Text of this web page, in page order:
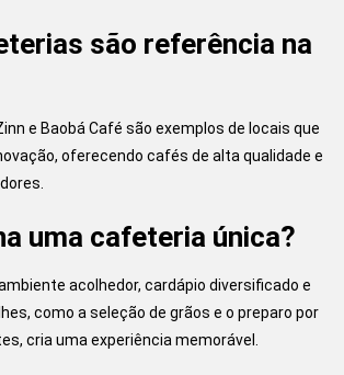
são referência na
e Baobá Café são exemplos de locais que
oferecendo cafés de alta qualidade e
uma cafeteria única?
acolhedor, cardápio diversificado e
como a seleção de grãos e o preparo por
cria uma experiência memorável.